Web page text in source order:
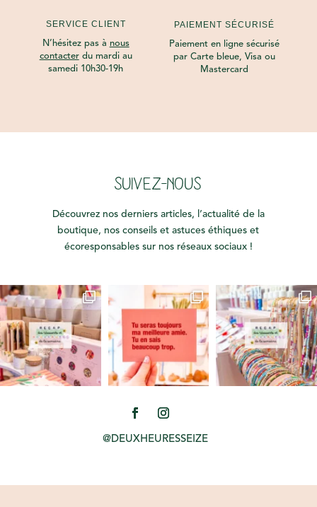
SERVICE CLIENT
N’hésitez pas à nous
contacterdu mardi au
samedi 10h30-19h
PAIEMENT SÉCURISÉ
Paiement en ligne sécurisé
par Carte bleue, Visa ou
Mastercard
SUIVEZ-NOUS
Découvrez nos derniers articles, l’actualité de la
boutique, nos conseils et astuces éthiques et
écoresponsables sur nos réseaux sociaux !
@DEUXHEURESSEIZE